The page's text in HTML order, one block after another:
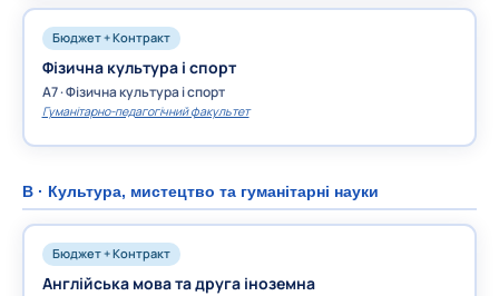
Бюджет + Контракт
Фізична культура і спорт
A7 · Фізична культура і спорт
Гуманітарно-педагогічний факультет
B · Культура, мистецтво та гуманітарні науки
Бюджет + Контракт
Англійська мова та друга іноземна